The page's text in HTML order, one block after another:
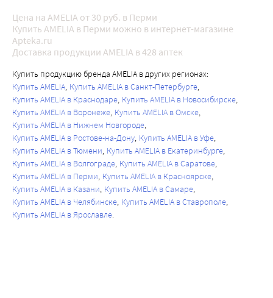
Цена на AMELIA от 30 руб. в Перми
Купить AMELIA в Перми можно в интернет-магазине
Apteka.ru
Доставка продукции AMELIA в 428 аптек
Купить продукцию бренда AMELIA в других регионах:
Купить AMELIA Купить AMELIA в Санкт-Петербурге
Купить AMELIA в Краснодаре Купить AMELIA в Новосибирске
Купить AMELIA в Воронеже Купить AMELIA в Омске
Купить AMELIA в Нижнем Новгороде
Купить AMELIA в Ростове-на-Дону Купить AMELIA в Уфе
Купить AMELIA в Тюмени Купить AMELIA в Екатеринбурге
Купить AMELIA в Волгограде Купить AMELIA в Саратове
Купить AMELIA в Перми Купить AMELIA в Красноярске
Купить AMELIA в Казани Купить AMELIA в Самаре
Купить AMELIA в Челябинске Купить AMELIA в Ставрополе
Купить AMELIA в Ярославле